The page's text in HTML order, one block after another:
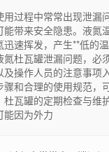
过程中常常出现泄漏
能带来安全隐患。液氮
迅速挥发，产生**低的
杜瓦罐泄漏问题，必
操作人员的注意事项
骤和合理的使用规范，
瓦罐的定期检查与
能因为外力